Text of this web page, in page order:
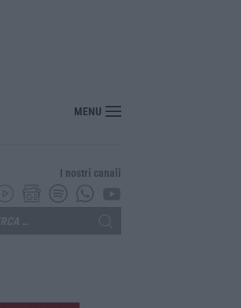
MENU
I nostri canali